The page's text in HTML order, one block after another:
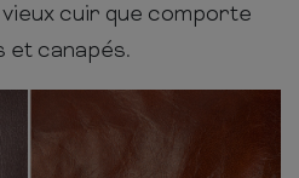
cuir que comporte
et canapés.